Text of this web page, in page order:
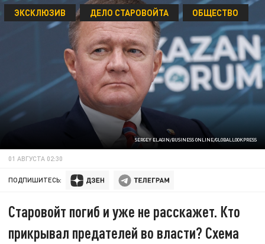
SERGEY ELAGIN/BUSINESS ONLINE/GLOBALLOOKPRESS
ЭКСКЛЮЗИВ ДЕЛО СТАРОВОЙТА ОБЩЕСТВО
01 АВГУСТА 02:30
ПОДПИШИТЕСЬ:
Старовойт погиб и уже не расскажет. Кто
прикрывал предателей во власти? Схема